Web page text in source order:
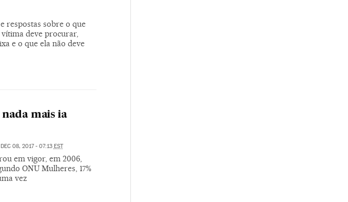
respostas sobre o que
vítima deve procurar,
e o que ela não deve
mais ia
DEC 08, 2017 - 07:13 EST
em vigor, em 2006,
ONU Mulheres, 17%
vez